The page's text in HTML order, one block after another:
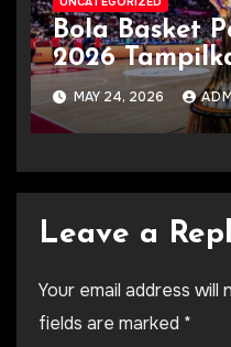
Bola Basket
2026
MAY 24, 2026
Leave a
Your email address will
fields are marked *